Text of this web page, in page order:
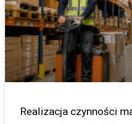
Realizacja czynności